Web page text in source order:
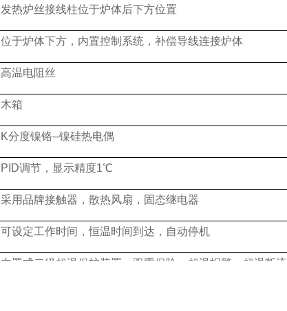
发热炉丝接线柱位于炉体后下方位置
位于炉体下方，内置控制系统，补偿导线连接炉体
高温电阻丝
木箱
K分度镍铬--镍硅热电偶
PID调节，显示精度1℃
采用品牌接触器，散热风扇，固态继电器
可设定工作时间，恒温时间到达，自动停机
内置式二级超温保护装置，双重保险。超温报警，超温断流